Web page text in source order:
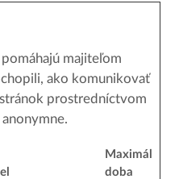
majiteľom
ako komunikovať
prostredníctvom
Maximálna
doba